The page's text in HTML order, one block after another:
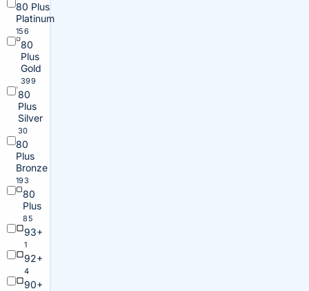
80 Plus
Platinum
156
80
Plus
Gold
399
80
Plus
Silver
30
80
Plus
Bronze
193
80
Plus
85
93+
1
92+
4
90+